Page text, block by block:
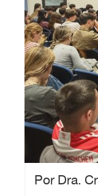
Por Dra.